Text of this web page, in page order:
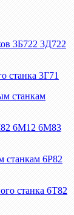
3Б722 3Д722
станка 3Г71
станкам
6М12 6М83
станкам 6Р82
станка 6Т82